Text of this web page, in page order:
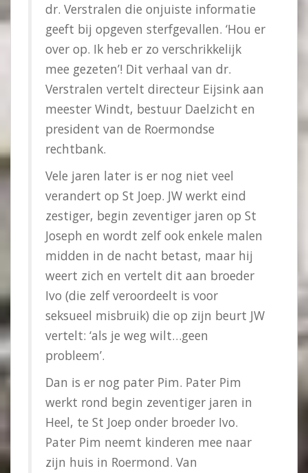
dr. Verstralen die onjuiste informatie
geeft bij opgeven sterfgevallen. ‘Hou er
over op. Ik heb er zo verschrikkelijk
mee gezeten’! Dit verhaal van dr.
Verstralen vertelt directeur Eijsink aan
meester Windt, bestuur Daelzicht en
president van de Roermondse
rechtbank.
Vele jaren later is er nog niet veel
verandert op St Joep. JW werkt eind
zestiger, begin zeventiger jaren op St
Joseph en wordt zelf ook enkele malen
midden in de nacht betast, maar hij
weert zich en vertelt dit aan broeder
Ivo (die zelf veroordeelt is voor
seksueel misbruik) die op zijn beurt JW
vertelt: ‘als je weg wilt…geen
probleem’.
Dan is er nog pater Pim. Pater Pim
werkt rond begin zeventiger jaren in
Heel, te St Joep onder broeder Ivo.
Pater Pim neemt kinderen mee naar
zijn huis in Roermond. Van